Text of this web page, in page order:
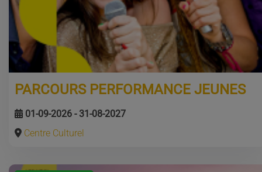
PARCOURS PERFORMANCE JEUNES
01-09-2026 - 31-08-2027
Centre Culturel